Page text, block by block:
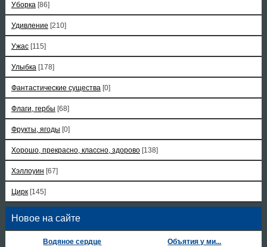
Уборка [86]
Удивление [210]
Ужас [115]
Улыбка [178]
Фантастические существа [0]
Флаги, гербы [68]
Фрукты, ягоды [0]
Хорошо, прекрасно, классно, здорово [138]
Хэллоуин [67]
Цирк [145]
Новое на сайте
Водяное сердце Объятия у ми...